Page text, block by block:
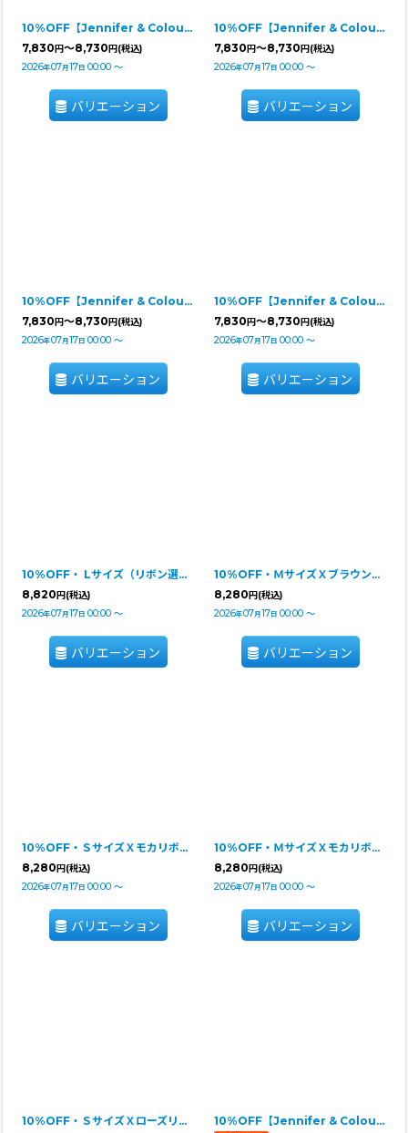
10%OFF【Jennifer & Colour】PUFFスカート ホワイト
7,830 円～8,730 円 (税込)
2026年07月17日 00:00 ～
バリエーション
10%OFF【Jennifer & Colour】PUFFスカート ブラック
7,830 円～8,730 円 (税込)
2026年07月17日 00:00 ～
バリエーション
10%OFF【Jennifer & Colour】PUFFスカート レッド
7,830 円～8,730 円 (税込)
2026年07月17日 00:00 ～
バリエーション
10%OFF【Jennifer & Colour】PUFFスカート モカ
7,830 円～8,730 円 (税込)
2026年07月17日 00:00 ～
バリエーション
10%OFF・ Lサイズ（リボン選択可）【Jennifer & Colour】リボンドレス・ジャガー
8,820 円 (税込)
2026年07月17日 00:00 ～
バリエーション
10%OFF・ＭサイズＸブラウンリボン【Jennifer & Colour】リボンドレス・ジャガー
8,280 円 (税込)
2026年07月17日 00:00 ～
バリエーション
10%OFF・ＳサイズＸモカリボン【Jennifer & Colour】リボンドレス・ジャガー
8,280 円 (税込)
2026年07月17日 00:00 ～
バリエーション
10%OFF・ＭサイズＸモカリボン【Jennifer & Colour】リボンドレス・ホワイトジャガー
8,280 円 (税込)
2026年07月17日 00:00 ～
バリエーション
10%OFF・ＳサイズＸローズリボン【Jennifer & Colour】リボンドレス・ホワイトジャガー
10%OFF【Jennifer & Colour】リボンドレス★即納品★Ｓサイズ/レッドＸブラックリボン